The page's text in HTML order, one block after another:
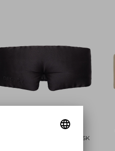
BLACK JADE EYELASH
PROTECTING SILK SLEEP MASK